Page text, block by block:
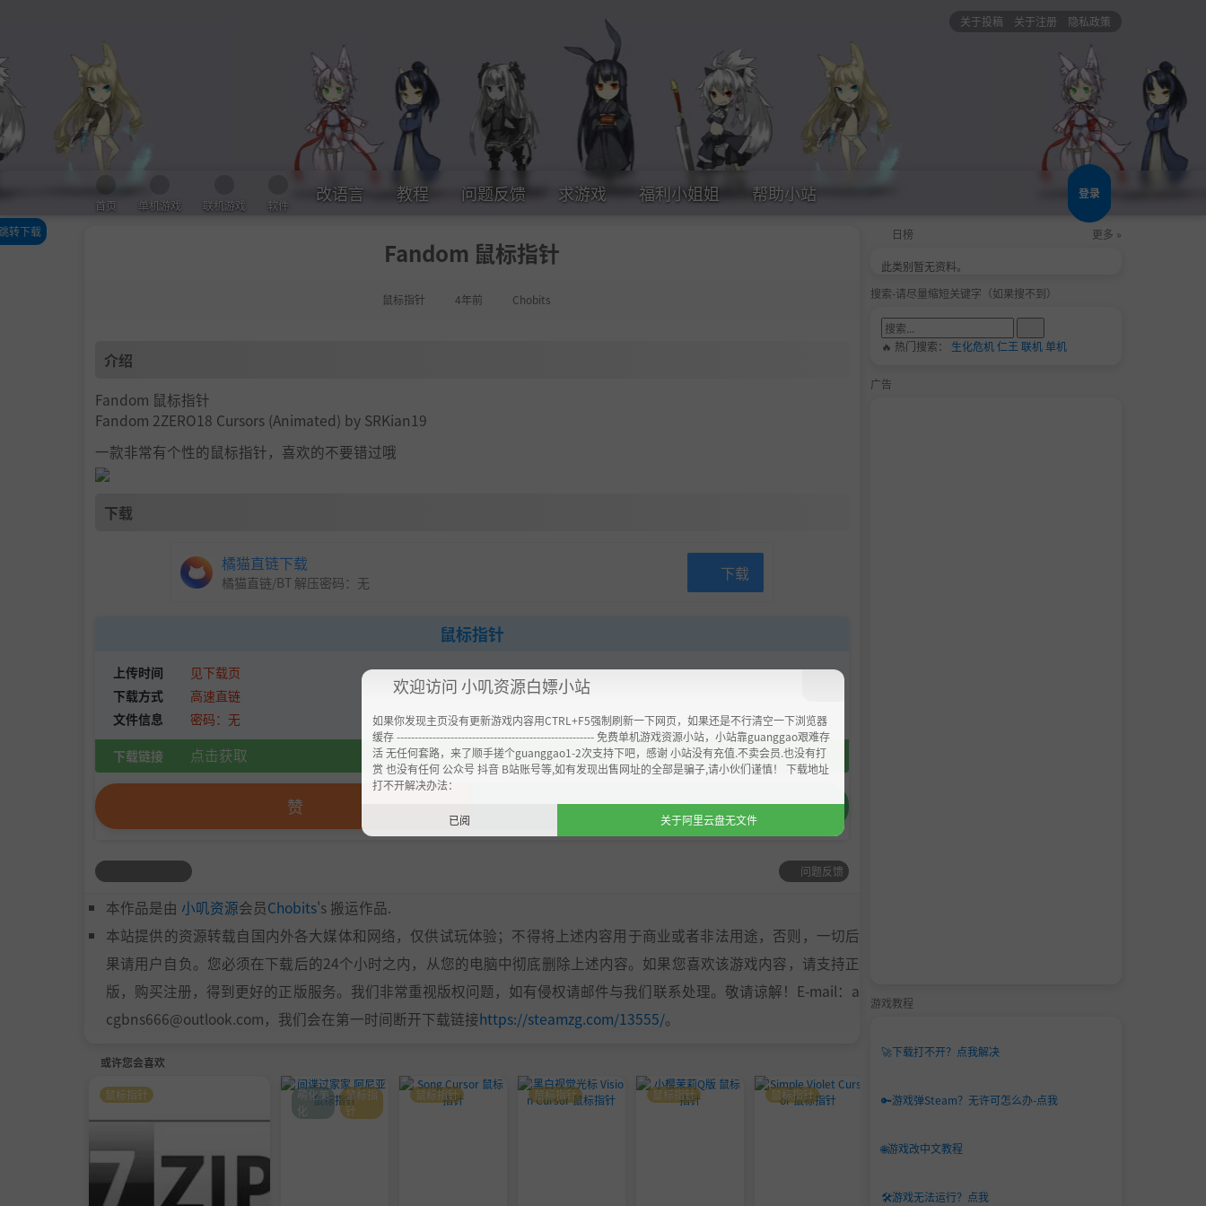
关于投稿 关于注册 隐私政策
首页 单机游戏 联机游戏 软件
改语言 教程 问题反馈 求游戏 福利小姐姐 帮助小站 登录
Fandom 鼠标指针
鼠标指针 4年前 Chobits
转下载
介绍
Fandom 鼠标指针
Fandom 2ZERO18 Cursors (Animated) by SRKian19
一款非常有个性的鼠标指针，喜欢的不要错过哦
下载
橘猫直链下载
橘猫直链/BT 解压密码： 无 下载
鼠标指针
上传时间
见下载页
下载方式
高速直链
文件信息
密码：无
下载链接 点击获取
赞 收藏
问题反馈
本作品是由 小叽资源会员Chobits's 搬运作品.
本站提供的资源转载自国内外各大媒体和网络，仅供试玩体验；不得将上述内容用于商业或者非法用途，否则，一切后
果请用户自负。您必须在下载后的24个小时之内，从您的电脑中彻底删除上述内容。如果您喜欢该游戏内容，请支持正
版，购买注册，得到更好的正版服务。我们非常重视版权问题，如有侵权请邮件与我们联系处理。敬请谅解！E-mail：a
cgbns666@outlook.com，我们会在第一时间断开下载链接https://steamzg.com/13555/。
或许您会喜欢
鼠标指针
萌化美
化
鼠标指
针
鼠标指针 鼠标指针 鼠标指针 鼠标指针 鼠标指针
日榜 更多 »
此类别暂无资料。
搜索-请尽量缩短关键字（如果搜不到）
🔥 热门搜索： 生化危机仁王 联机单机
广告
游戏教程
🚀下载打不开？点我解决
🔑游戏弹Steam？无许可怎么办-点我
🌐游戏改中文教程
🛠️游戏无法运行？点我
欢迎访问 小叽资源白嫖小站
如果你发现主页没有更新游戏内容用CTRL+F5强制刷新一下网页，如果还是不行清空一下浏览器
缓存 ------------------------------------------------------- 免费单机游戏资源小站，小站靠guanggao艰难存
活 无任何套路，来了顺手搓个guanggao1-2次支持下吧，感谢 小站没有充值.不卖会员.也没有打
赏 也没有任何 公众号 抖音 B站账号等,如有发现出售网址的全部是骗子,请小伙们谨慎！ 下载地址
打不开解决办法：
已阅 关于阿里云盘无文件